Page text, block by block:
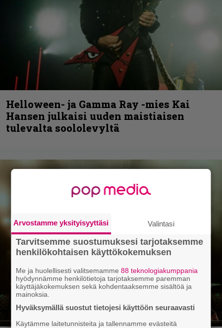
Helloween- ja Gamma Ray -mies Kai
Hansen julkaisi uuden maistiaisen
tulevalta soololevyltä
Arvostamme yksityisyyttäsi Valintasi
Tarvitsemme suostumuksesi tarjotaksemme
henkilökohtaisen käyttökokemuksen
Me ja huolellisesti valitsemamme88 teknologiakumppania
hyödynnämme henkilötietoja tarjotaksemme paremman
käyttäjäkokemuksen sekä kohdentaaksemme sisältöä ja
mainoksia.
Hyväksymällä suostut tietojesi käyttöön seuraavasti
Käytämme laitetunnisteita ja tallennamme evästeitä